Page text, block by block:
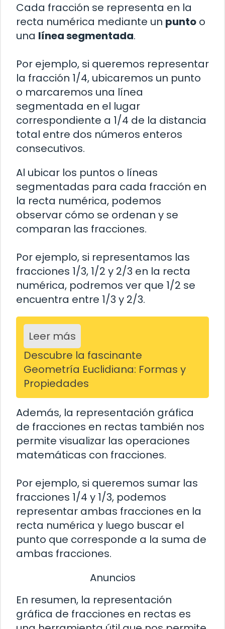
Cada fracción se representa en la
recta numérica mediante un punto o
una línea segmentada.
Por ejemplo, si queremos representar
la fracción 1/4, ubicaremos un punto
o marcaremos una línea
segmentada en el lugar
correspondiente a 1/4 de la distancia
total entre dos números enteros
consecutivos.
Al ubicar los puntos o líneas
segmentadas para cada fracción en
la recta numérica, podemos
observar cómo se ordenan y se
comparan las fracciones.
Por ejemplo, si representamos las
fracciones 1/3, 1/2 y 2/3 en la recta
numérica, podremos ver que 1/2 se
encuentra entre 1/3 y 2/3.
Leer más
Descubre la fascinante
Geometría Euclidiana: Formas y
Propiedades
Además, la representación gráfica
de fracciones en rectas también nos
permite visualizar las operaciones
matemáticas con fracciones.
Por ejemplo, si queremos sumar las
fracciones 1/4 y 1/3, podemos
representar ambas fracciones en la
recta numérica y luego buscar el
punto que corresponde a la suma de
ambas fracciones.
Anuncios
En resumen, la representación
gráfica de fracciones en rectas es